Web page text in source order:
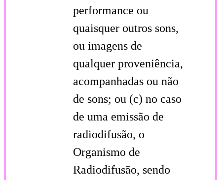
performance ou
quaisquer outros sons,
ou imagens de
qualquer proveniência,
acompanhadas ou não
de sons; ou (c) no caso
de uma emissão de
radiodifusão, o
Organismo de
Radiodifusão, sendo